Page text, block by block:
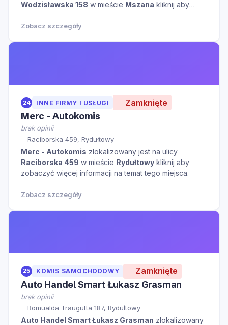
Wodzisławska 158 w mieście Mszana kliknij aby
Zobacz szczegóły
24 INNE FIRMY I USŁUGI Zamknięte
Merc - Autokomis
brak opinii
Raciborska 459, Rydułtowy
Merc - Autokomis zlokalizowany jest na ulicy
Raciborska 459 w mieście Rydułtowy kliknij aby
zobaczyć więcej informacji na temat tego miejsca.
Zobacz szczegóły
25 KOMIS SAMOCHODOWY Zamknięte
Auto Handel Smart Łukasz Grasman
brak opinii
Romualda Traugutta 187, Rydułtowy
Auto Handel Smart Łukasz Grasman zlokalizowany